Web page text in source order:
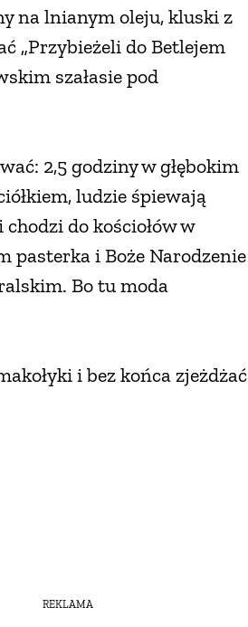
na lnianym oleju, kluski z
„Przybieżeli do Betlejem
szałasie pod
2,5 godziny w głębokim
ludzie śpiewają
do kościołów w
pasterka i Boże Narodzenie
Bo tu moda
i bez końca zjeżdżać
REKLAMA